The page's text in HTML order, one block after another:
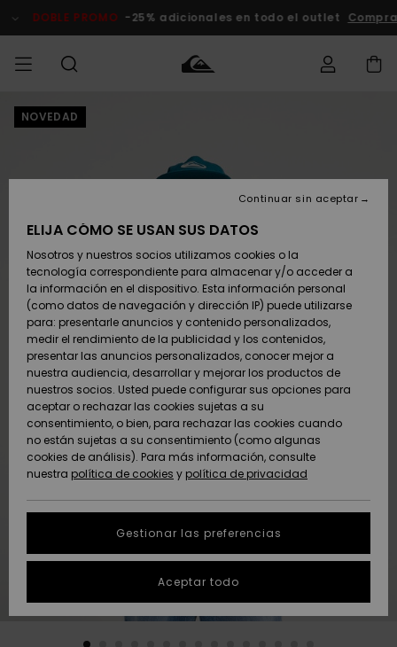
del
DOBLE PROMO -25% adicionales en todo el outlet Comprar
HOMBRE
Zapatos y
chanclas
Surf
Snow
Novedades
Destacados
Zapatos y
chanclas
Surf
Snow
Novedades
Destacados
Destacados
Snow
SURF
Highlights
Comunidad
SNOW
Hombre
Snow Niños
Tienda
Snow Mujer
Destacados
Comunidad
DOBLE
PROMO
Outlet
Mujer
AYUDA &
CONTACTO
Envio
Devoluciones
Pago
Tarjeta de
regalo
Quiksilver
Freedom
Protección de
datos
personales
Inicia una
conversación
la respuesta
SOSTENIBILIDAD
NOVEDAD
ELIJA CÓMO SE USAN SUS DATOS
Nosotros y nuestros socios utilizamos cookies o la
tecnología correspondiente para almacenar y/o acceder a
la información en el dispositivo. Esta información personal
(como datos de navegación y dirección IP) puede utilizarse
para: presentarle anuncios y contenido personalizados,
medir el rendimiento de la publicidad y los contenidos,
presentar las anuncios personalizados, conocer mejor a
nuestra audiencia, desarrollar y mejorar los productos de
nuestros socios. Usted puede configurar sus opciones para
aceptar o rechazar las cookies sujetas a su
consentimiento, o bien, para rechazar las cookies cuando
no están sujetas a su consentimiento (como algunas
cookies de análisis). Para más información, consulte
nuestra política de cookies y política de privacidad
Gestionar las preferencias
Continuar sin aceptar
Aceptar todo